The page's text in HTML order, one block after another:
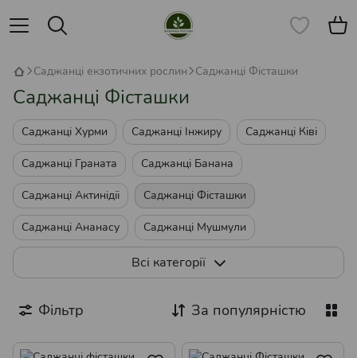
Саджанці екзотичних рослин Саджанці Фісташки
Саджанці Фісташки
Саджанці Хурми Саджанці Інжиру Саджанці Ківі
Саджанці Граната Саджанці Банана
Саджанці Актинідії Саджанці Фісташки
Саджанці Ананасу Саджанці Мушмули
Саджанці Каштану їстівного
Саджанці Фейхоа Саджанці Грузинського Чаю
Всі категорії
Фільтр За популярністю